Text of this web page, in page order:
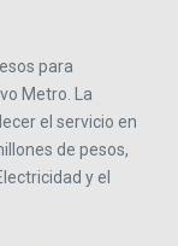
para
Metro. La
el servicio en
de pesos,
y el